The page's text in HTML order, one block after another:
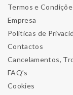
Termos e
Empresa
Políticas de
Contactos
Cancelamentos,
FAQ’s
Cookies